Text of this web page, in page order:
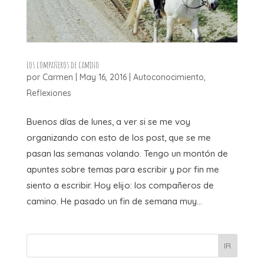
Los compañeros de camino
por Carmen May 16, 2016| Autoconocimiento,
Reflexiones
Buenos días de lunes, a ver si se me voy
organizando con esto de los post, que se me
pasan las semanas volando. Tengo un montón de
apuntes sobre temas para escribir y por fin me
siento a escribir. Hoy elijo: los compañeros de
camino. He pasado un fin de semana muy...
IR